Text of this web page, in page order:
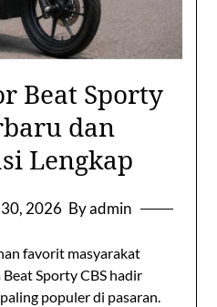
Beat Sporty
dan
Lengkap
2026 By admin
favorit masyarakat
Sporty CBS hadir
populer di pasaran.